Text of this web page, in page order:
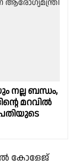
ബന്ധം,
മറവിൽ
കോളേജ്